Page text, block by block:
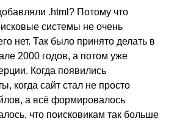
.html? Потому что
системы не очень
нет. Так было принято делать в
2000 годов, а потом уже
Когда появились
когда сайт стал не просто
а всё формировалось
что поисковикам так больше